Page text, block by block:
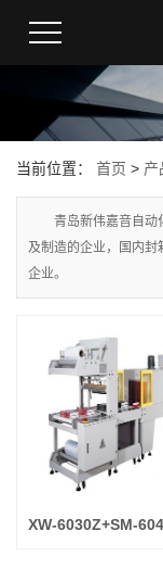
当前位置： 首页 > 产
青岛新伟嘉音自动
及制造的企业，国内封
企业。